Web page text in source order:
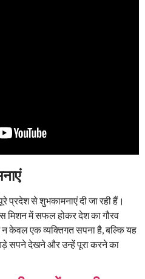
से शुभकामनाएं दी जा रही हैं।
मिशन में सफल होकर देश का गौरव
न केवल एक व्यक्तिगत सपना है, बल्कि यह
सपने देखने और उन्हें पूरा करने का